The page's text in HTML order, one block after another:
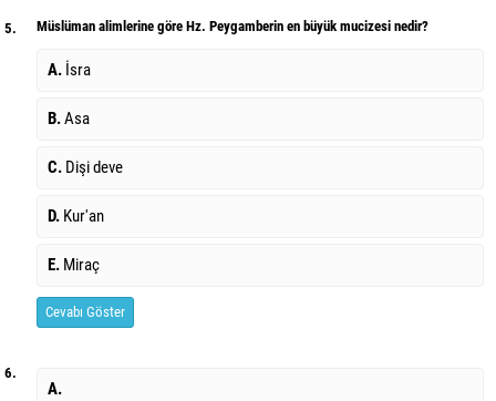
5. Müslüman alimlerine göre Hz. Peygamberin en büyük mucizesi nedir?
A. İsra
B.Asa
C. Dişi deve
D. Kur'an
E. Miraç
Cevabı Göster
6.
A.